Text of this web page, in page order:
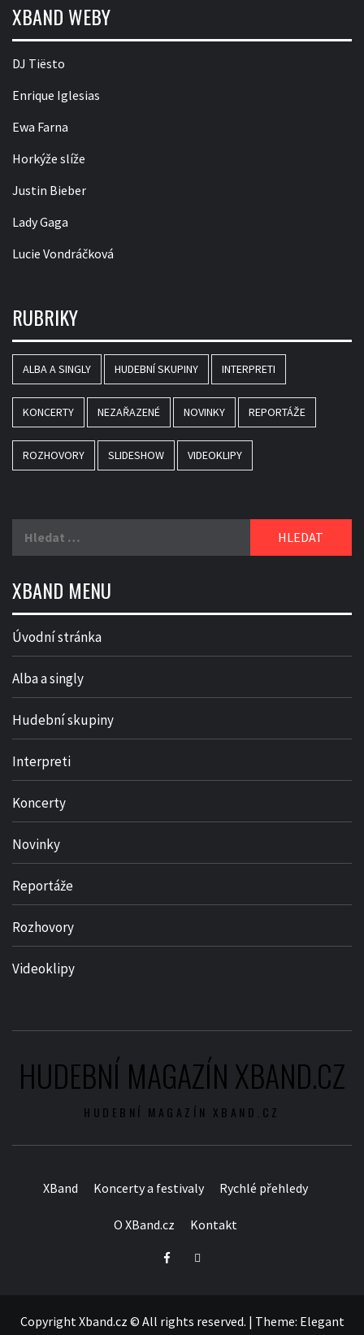
XBAND WEBY
DJ Tiësto
Enrique Iglesias
Ewa Farna
Horkýže slíže
Justin Bieber
Lady Gaga
Lucie Vondráčková
RUBRIKY
ALBA A SINGLY HUDEBNÍ SKUPINY INTERPRETI
KONCERTY NEZAŘAZENÉ NOVINKY REPORTÁŽE
ROZHOVORY SLIDESHOW VIDEOKLIPY
XBAND MENU
Úvodní stránka
Alba a singly
Hudební skupiny
Interpreti
Koncerty
Novinky
Reportáže
Rozhovory
Videoklipy
HUDEBNÍ MAGAZÍN XBAND.CZ
HUDEBNÍ MAGAZÍN XBAND.CZ
XBand Koncerty a festivaly Rychlé přehledy
O XBand.cz Kontakt
FacebookTwitter
Copyright Xband.cz © All rights reserved. | Theme: Elegant